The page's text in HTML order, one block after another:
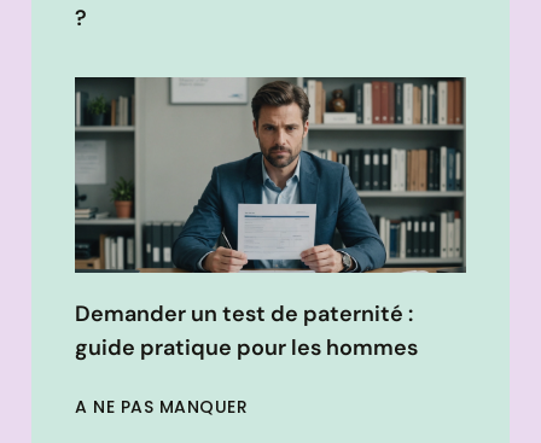
?
Demander un test de paternité :
guide pratique pour les hommes
A NE PAS MANQUER